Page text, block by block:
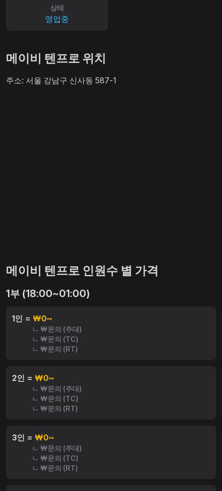
상태
영업중
메이비 텐프로 위치
주소: 서울 강남구 신사동 587-1
메이비 텐프로 인원수 별 가격
1부 (18:00~01:00)
1인 = ₩0~
ㄴ ₩문의 (주대)
ㄴ ₩문의 (TC)
ㄴ ₩문의 (RT)
2인 = ₩0~
ㄴ ₩문의 (주대)
ㄴ ₩문의 (TC)
ㄴ ₩문의 (RT)
3인 = ₩0~
ㄴ ₩문의 (주대)
ㄴ ₩문의 (TC)
ㄴ ₩문의 (RT)